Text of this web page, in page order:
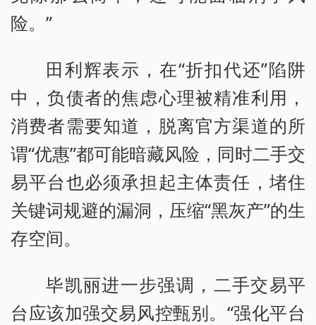
险。”
田利辉表示，在“折扣代还”陷阱
中，负债者的焦虑心理被精准利用，
消费者需要知道，脱离官方渠道的所
谓“优惠”都可能暗藏风险，同时二手交
易平台也必须承担起主体责任，堵住
关键词规避的漏洞，压缩“黑灰产”的生
存空间。
毕凯丽进一步强调，二手交易平
台应该加强交易风控甄别。“强化平台